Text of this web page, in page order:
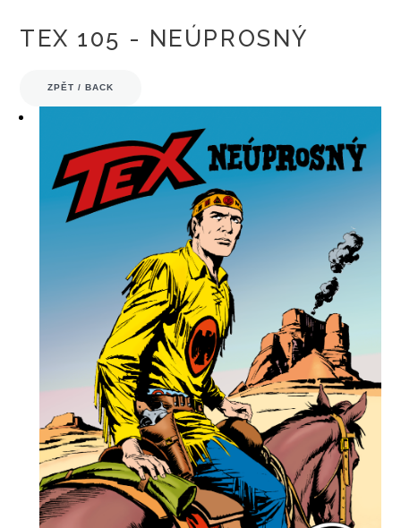
TEX 105 - NEÚPROSNÝ
ZPĚT / BACK